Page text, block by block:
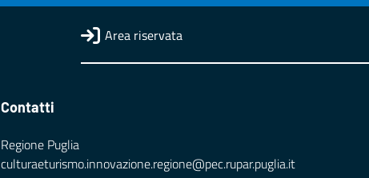
Area riservata
Contatti
Regione Puglia
culturaeturismo.innovazione.regione@pec.rupar.puglia.it